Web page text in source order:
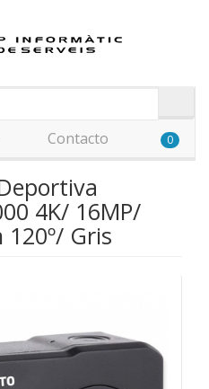
Contacto 0
4K/ 16MP/
Gris